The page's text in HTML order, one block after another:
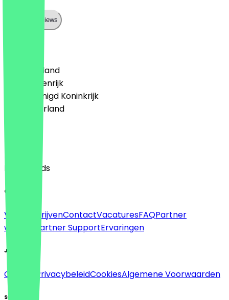
Show all reviews
🇩🇪 Duitsland
🇦🇹 Oostenrijk
🇬🇧 Verenigd Koninkrijk
🇳🇱 Nederland
Nederlands
Over
Voor bedrijvenContactVacaturesFAQPartner
worden
Partner SupportErvaringen
Juridisch
Colofon PrivacybeleidCookiesAlgemene Voorwaarden
Sociaal